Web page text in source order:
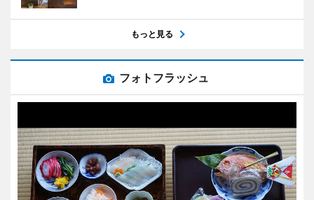
もっと見る
フォトフラッシュ